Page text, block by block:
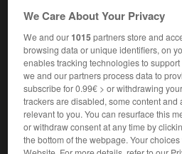
Accueil>Encyclopédie [litterature]>
Cormac
We Care About Your Privacy
We and our1015partners store and
browsing data or unique identifiers, on
enables tracking technologies to
we and our partners process data to
subscribe for 0.99€ > or withdrawing
trackers are disabled, some content and
relevant to you. You can resurface this
or withdraw consent at any time by
the bottom of the webpage. Your